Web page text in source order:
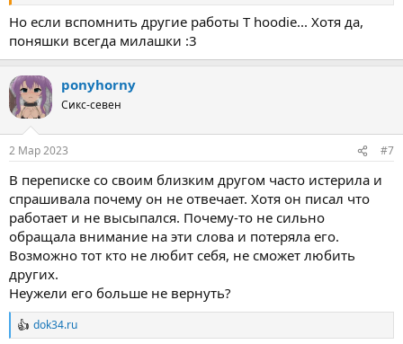
Но если вспомнить другие работы T hoodie... Хотя да,
поняшки всегда милашки :3
ponyhorny
Сикс-севен
2 Мар 2023 #7
В переписке со своим близким другом часто истерила и
спрашивала почему он не отвечает. Хотя он писал что
работает и не высыпался. Почему-то не сильно
обращала внимание на эти слова и потеряла его.
Возможно тот кто не любит себя, не сможет любить
других.
Неужели его больше не вернуть?
Р
dok34.ru